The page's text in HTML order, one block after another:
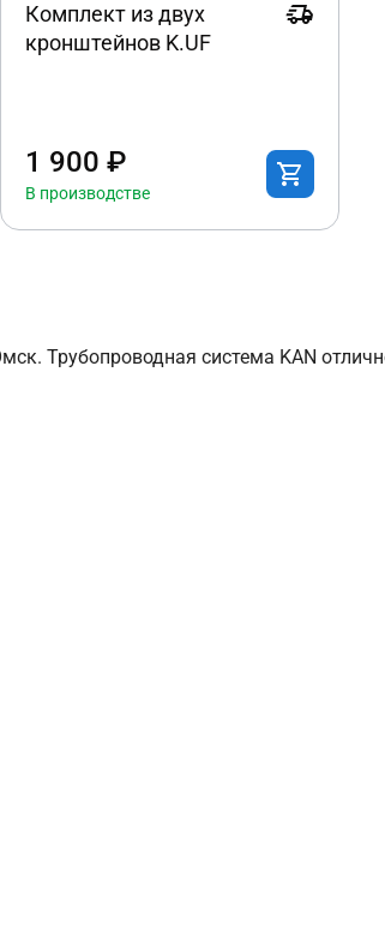
Комплект из двух
кронштейнов K.UF
1 900 ₽
В производстве
Трубопроводная система KAN